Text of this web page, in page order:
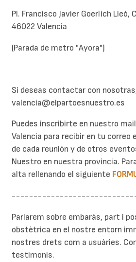
Pl. Francisco Javier Goerlich Lleó,
46022 Valencia
(Parada de metro "Ayora")
Si deseas contactar con
valencia@elpartoesnuestro.es
Puedes inscribirte en nuestro
Valencia para recibir en tu correo
de cada reunión y de otros
Nuestro en nuestra provincia.
alta rellenando el siguiente
Parlarem sobre embaràs, part i
obstètrica en el nostre entorn
nostres drets com a usuàries.
testimonis.